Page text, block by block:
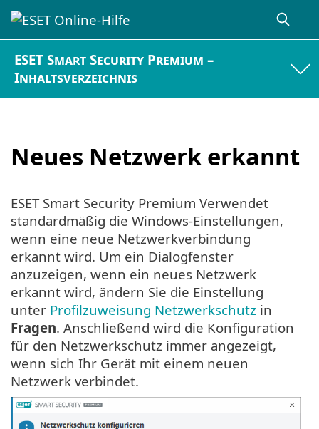
ESET Smart Security Premium –
Inhaltsverzeichnis
Neues Netzwerk erkannt
ESET Smart Security Premium Verwendet
standardmäßig die Windows-Einstellungen,
wenn eine neue Netzwerkverbindung
erkannt wird. Um ein Dialogfenster
anzuzeigen, wenn ein neues Netzwerk
erkannt wird, ändern Sie die Einstellung
unter Profilzuweisung Netzwerkschutz in
Fragen. Anschließend wird die Konfiguration
für den Netzwerkschutz immer angezeigt,
wenn sich Ihr Gerät mit einem neuen
Netzwerk verbindet.